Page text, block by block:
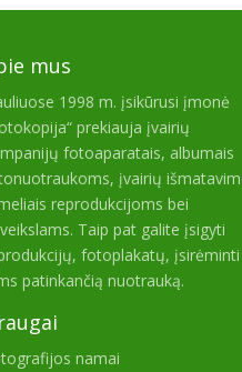
mus
1998 m. įsikūrusi įmonė
prekiauja įvairių
fotoaparatais, albumais
įvairių
reprodukcijoms bei
Taip pat galite įsigyti
fotoplakatų, įsirėminti
patinkančią nuotrauką.
namai